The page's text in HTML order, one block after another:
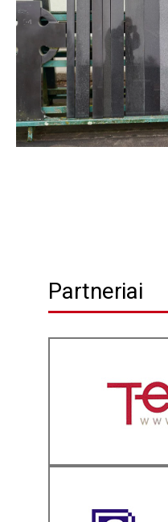
Partneriai